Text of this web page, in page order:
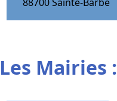
Les Mairies :